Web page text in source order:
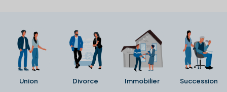
Union Divorce Immobilier Succession